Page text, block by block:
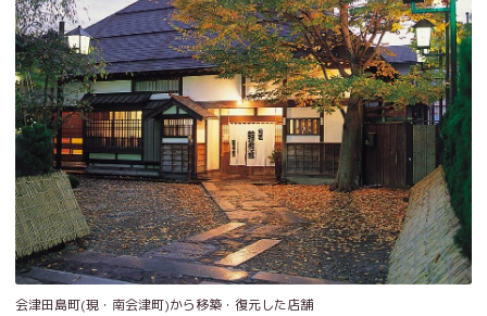
会津田島町(現・南会津町)から移築・復元した店舗